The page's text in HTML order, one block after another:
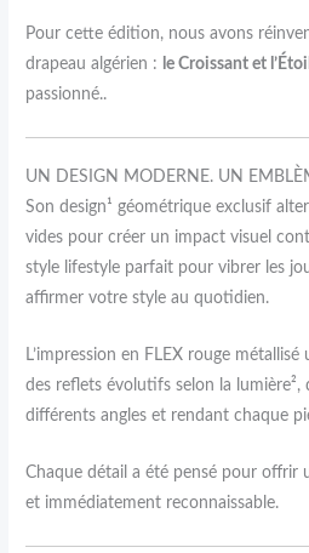
Pour cette édition, nous avons
drapeau algérien : le Croissant et
passionné..
UN DESIGN MODERNE. UN
Son design¹ géométrique exclusif
vides pour créer un impact visuel
style lifestyle parfait pour vibrer les
affirmer votre style au quotidien.
L’impression en FLEX rouge
des reflets évolutifs selon la lumière²,
différents angles et rendant chaque
Chaque détail a été pensé pour offrir
et immédiatement reconnaissable.